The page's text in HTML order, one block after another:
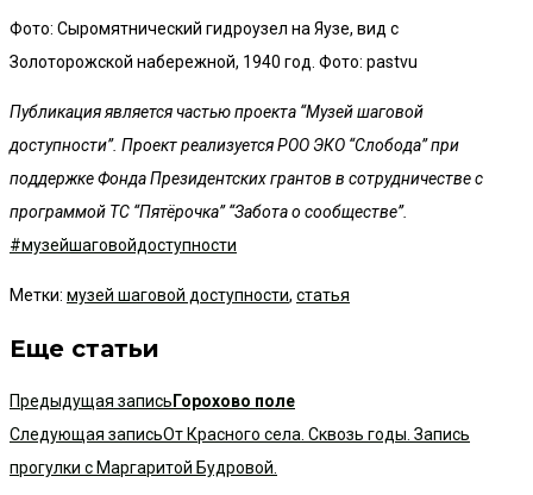
Фото: Сыромятнический гидроузел на Яузе, вид с
Золоторожской набережной, 1940 год. Фото: pastvu
Публикация является частью проекта “Музей шаговой
доступности”. Проект реализуется РОО ЭКО “Слобода” при
поддержке Фонда Президентских грантов в сотрудничестве с
программой ТС “Пятёрочка” “Забота о сообществе”.
#музейшаговойдоступности
Метки: музей шаговой доступности, статья
Еще статьи
Предыдущая запись Горохово поле
Следующая записьОт Красного села. Сквозь годы. Запись
прогулки с Маргаритой Будровой.